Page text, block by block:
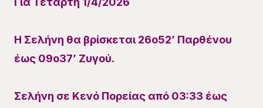
Η Σελήνη θα βρίσκεται26ο52’ Παρθένου
έως 09ο37’ Ζυγού.
Σελήνη σε Κενό Πορείας από 03:33 έως